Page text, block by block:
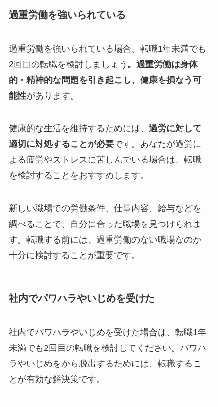
過重労働を強いられている
過重労働を強いられている場合、転職1年未満でも
2回目の転職を検討しましょう 。過重労働は身体
的・精神的な問題を引き起こし、健康を損なう可
能性があります。
健康的な生活を維持するためには、 過労に対して
適切に対処することが必要です。あなたが過労に
よる疲労やストレスに苦しんでいる場合は、転職
を検討することをおすすめします。
新しい職場での労働条件、仕事内容、給与などを
調べることで、自分に合った職場を見つけられま
す。転職する前には、過重労働のない職場なのか
十分に検討することが重要です。
社内でパワハラやいじめを受けた
社内でパワハラやいじめを受けた場合は、転職1年
未満でも2回目の転職を検討してください。パワハ
ラやいじめをから脱出するためには、転職するこ
とが有効な解決策です。